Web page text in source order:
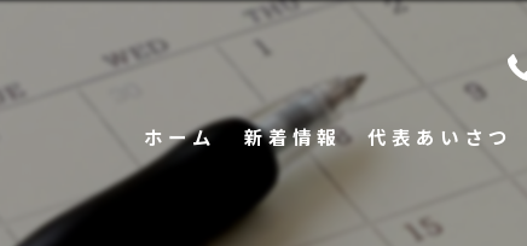
ホーム 新着情報 代表あいさつ